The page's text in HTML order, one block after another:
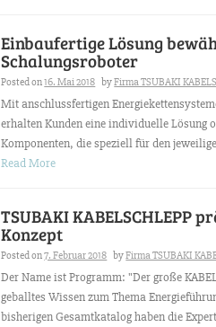
Einbaufertige Lösung
Schalungsroboter
Posted on16. Mai 2018 byFirma TSUBAKI
Mit anschlussfertigen
erhalten Kunden eine individuelle Lösung
Komponenten, die speziell für den
Read More
TSUBAKI KABELSCHLEPP
Konzept
Posted on7. Februar 2018 byFirma TSUBAKI
Der Name ist Programm: "Der große
geballtes Wissen zum Thema
bisherigen Gesamtkatalog haben die